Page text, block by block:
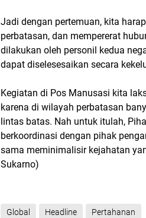
Jadi dengan pertemuan, kita
perbatasan, dan mempererat
dilakukan oleh personil kedua
dapat diselesesaikan secara
Kegiatan di Pos Manusasi kita
karena di wilayah perbatasan
lintas batas. Nah untuk itulah,
berkoordinasi dengan pihak
sama meminimalisir kejahatan
Sukarno)
Global Headline Pertahanan